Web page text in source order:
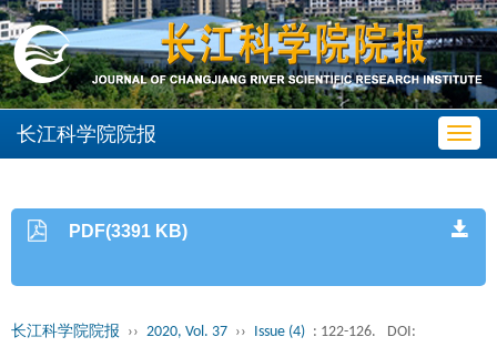
长江科学院院报
PDF(3391 KB)
长江科学院院报 ›› 2020, Vol. 37 ›› Issue (4) : 122-126.
DOI: